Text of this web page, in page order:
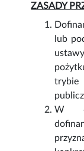
ZASADY
lub
W